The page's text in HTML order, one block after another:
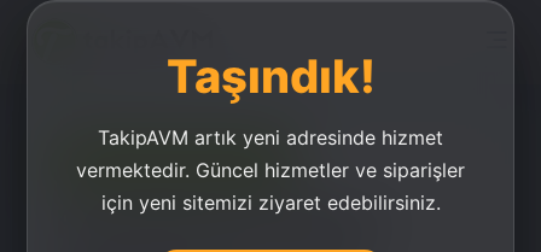
Taşındık!
TakipAVM artık yeni adresinde hizmet
vermektedir. Güncel hizmetler ve siparişler
için yeni sitemizi ziyaret edebilirsiniz.
Ucuz Takipçi Satın Al
Facebook Takipçi